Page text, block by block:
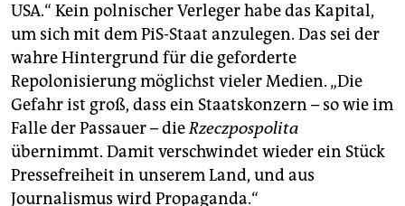
USA.“ Kein polnischer Verleger habe das Kapital,
um sich mit dem PiS-Staat anzulegen. Das sei der
wahre Hintergrund für die geforderte
Repolonisierung möglichst vieler Medien. „Die
Gefahr ist groß, dass ein Staatskonzern – so wie im
Falle der Passauer – dieRzeczpospolita
übernimmt. Damit verschwindet wieder ein Stück
Pressefreiheit in unserem Land, und aus
Journalismus wird Propaganda.“